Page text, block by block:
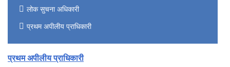
लोक सुचना अधिकारी
प्रथम अपीलीय प्राधिकारी
प्रथम अपीलीय प्राधिकारी